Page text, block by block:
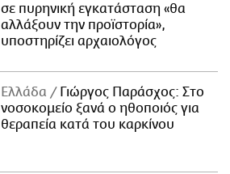
σε πυρηνική εγκατάσταση «θα
αλλάξουν την προϊστορία»,
υποστηρίζει αρχαιολόγος
Ελλάδα
Γιώργος Παράσχος: Στο
νοσοκομείο ξανά ο ηθοποιός για
θεραπεία κατά του καρκίνου